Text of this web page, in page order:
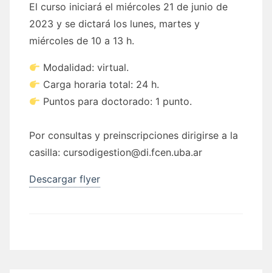
El curso iniciará el miércoles 21 de junio de
2023 y se dictará los lunes, martes y
miércoles de 10 a 13 h.
Modalidad: virtual.
Carga horaria total: 24 h.
Puntos para doctorado: 1 punto.
Por consultas y preinscripciones dirigirse a la
casilla: cursodigestion@di.fcen.uba.ar
Descargar flyer